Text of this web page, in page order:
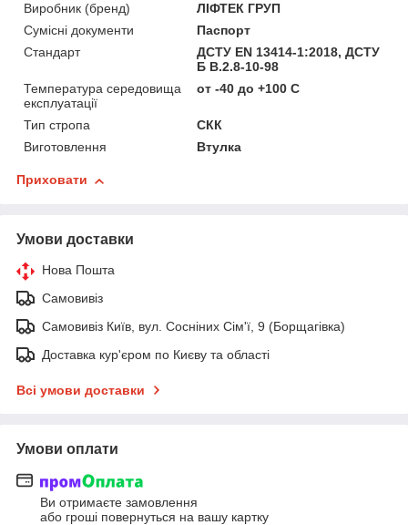
Виробник (бренд)
ЛІФТЕК ГРУП
Сумісні документи
Паспорт
Стандарт
ДСТУ EN 13414-1:2018, ДСТУ
Б В.2.8-10-98
Температура середовища
експлуатації
от -40 до +100 С
Тип стропа
СКК
Виготовлення
Втулка
Приховати
Умови доставки
Нова Пошта
Самовивіз
Самовивіз Київ, вул. Сосніних Сім'ї, 9 (Борщагівка)
Доставка кур'єром по Києву та області
Всі умови доставки
Умови оплати
Ви отримаєте замовлення
або гроші повернуться на вашу картку